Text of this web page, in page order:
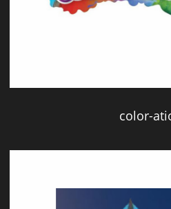
color-